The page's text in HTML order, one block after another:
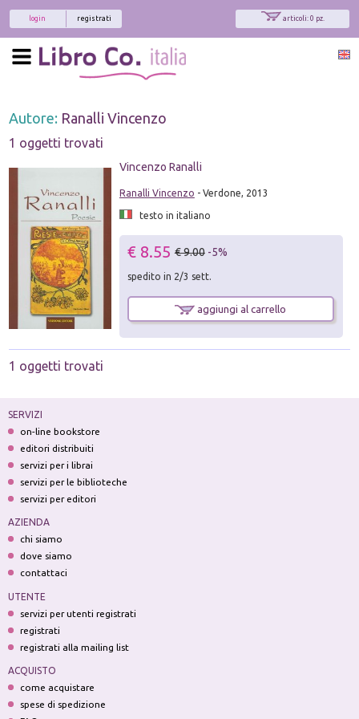
articoli: 0 pz.
registrati
login
Autore: Ranalli Vincenzo
1 oggetti trovati
Vincenzo Ranalli
Ranalli Vincenzo - Verdone, 2013
testo in italiano
€ 8.55 € 9.00 -5%
spedito in 2/3 sett.
aggiungi al carrello
1 oggetti trovati
SERVIZI
on-line bookstore
editori distribuiti
servizi per i librai
servizi per le biblioteche
servizi per editori
AZIENDA
chi siamo
dove siamo
contattaci
UTENTE
servizi per utenti registrati
registrati
registrati alla mailing list
ACQUISTO
come acquistare
spese di spedizione